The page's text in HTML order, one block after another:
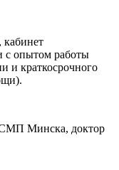
кабинет
с опытом работы
и краткосрочного
Минска, доктор